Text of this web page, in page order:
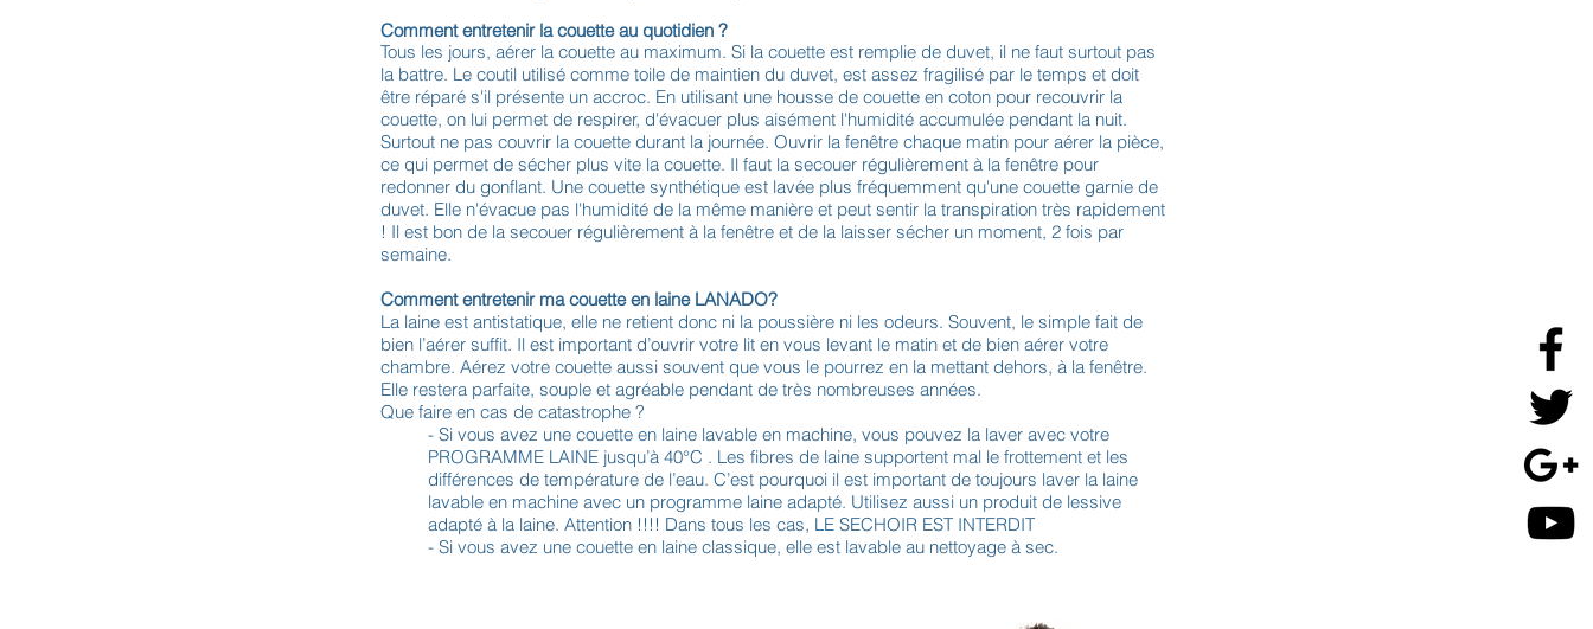
Comment entretenir la couette au quotidien ?
Tous les jours, aérer la couette au maximum. Si la couette est remplie de duvet, il ne faut surtout pas
la battre. Le coutil utilisé comme toile de maintien du duvet, est assez fragilisé par le temps et doit
être réparé s'il présente un accroc. En utilisant une housse de couette en coton pour recouvrir la
couette, on lui permet de respirer, d'évacuer plus aisément l'humidité accumulée pendant la nuit.
Surtout ne pas couvrir la couette durant la journée. Ouvrir la fenêtre chaque matin pour aérer la pièce,
ce qui permet de sécher plus vite la couette. Il faut la secouer régulièrement à la fenêtre pour
redonner du gonflant. Une couette synthétique est lavée plus fréquemment qu'une couette garnie de
duvet. Elle n'évacue pas l'humidité de la même manière et peut sentir la transpiration très rapidement
! Il est bon de la secouer régulièrement à la fenêtre et de la laisser sécher un moment, 2 fois par
semaine.
Comment entretenir ma couette en laine LANADO?
La laine est antistatique, elle ne retient donc ni la poussière ni les odeurs. Souvent, le simple fait de
bien l’aérer suffit. Il est important d’ouvrir votre lit en vous levant le matin et de bien aérer votre
chambre. Aérez votre couette aussi souvent que vous le pourrez en la mettant dehors, à la fenêtre.
Elle restera parfaite, souple et agréable pendant de très nombreuses années.
Que faire en cas de catastrophe ?
- Si vous avez une couette en laine lavable en machine, vous pouvez la laver avec votre
PROGRAMME LAINE jusqu’à 40°C . Les fibres de laine supportent mal le frottement et les
différences de température de l’eau. C’est pourquoi il est important de toujours laver la laine
lavable en machine avec un programme laine adapté. Utilisez aussi un produit de lessive
adapté à la laine. Attention !!!! Dans tous les cas, LE SECHOIR EST INTERDIT
- Si vous avez une couette en laine classique, elle est lavable au nettoyage à sec.